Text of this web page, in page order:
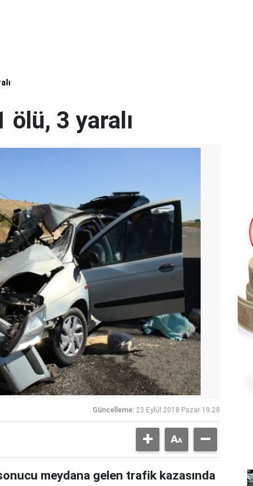
ölü, 3 yaralı
Güncelleme: 23 Eylül 2018 Pazar 19:28
meydana gelen trafik kazasında